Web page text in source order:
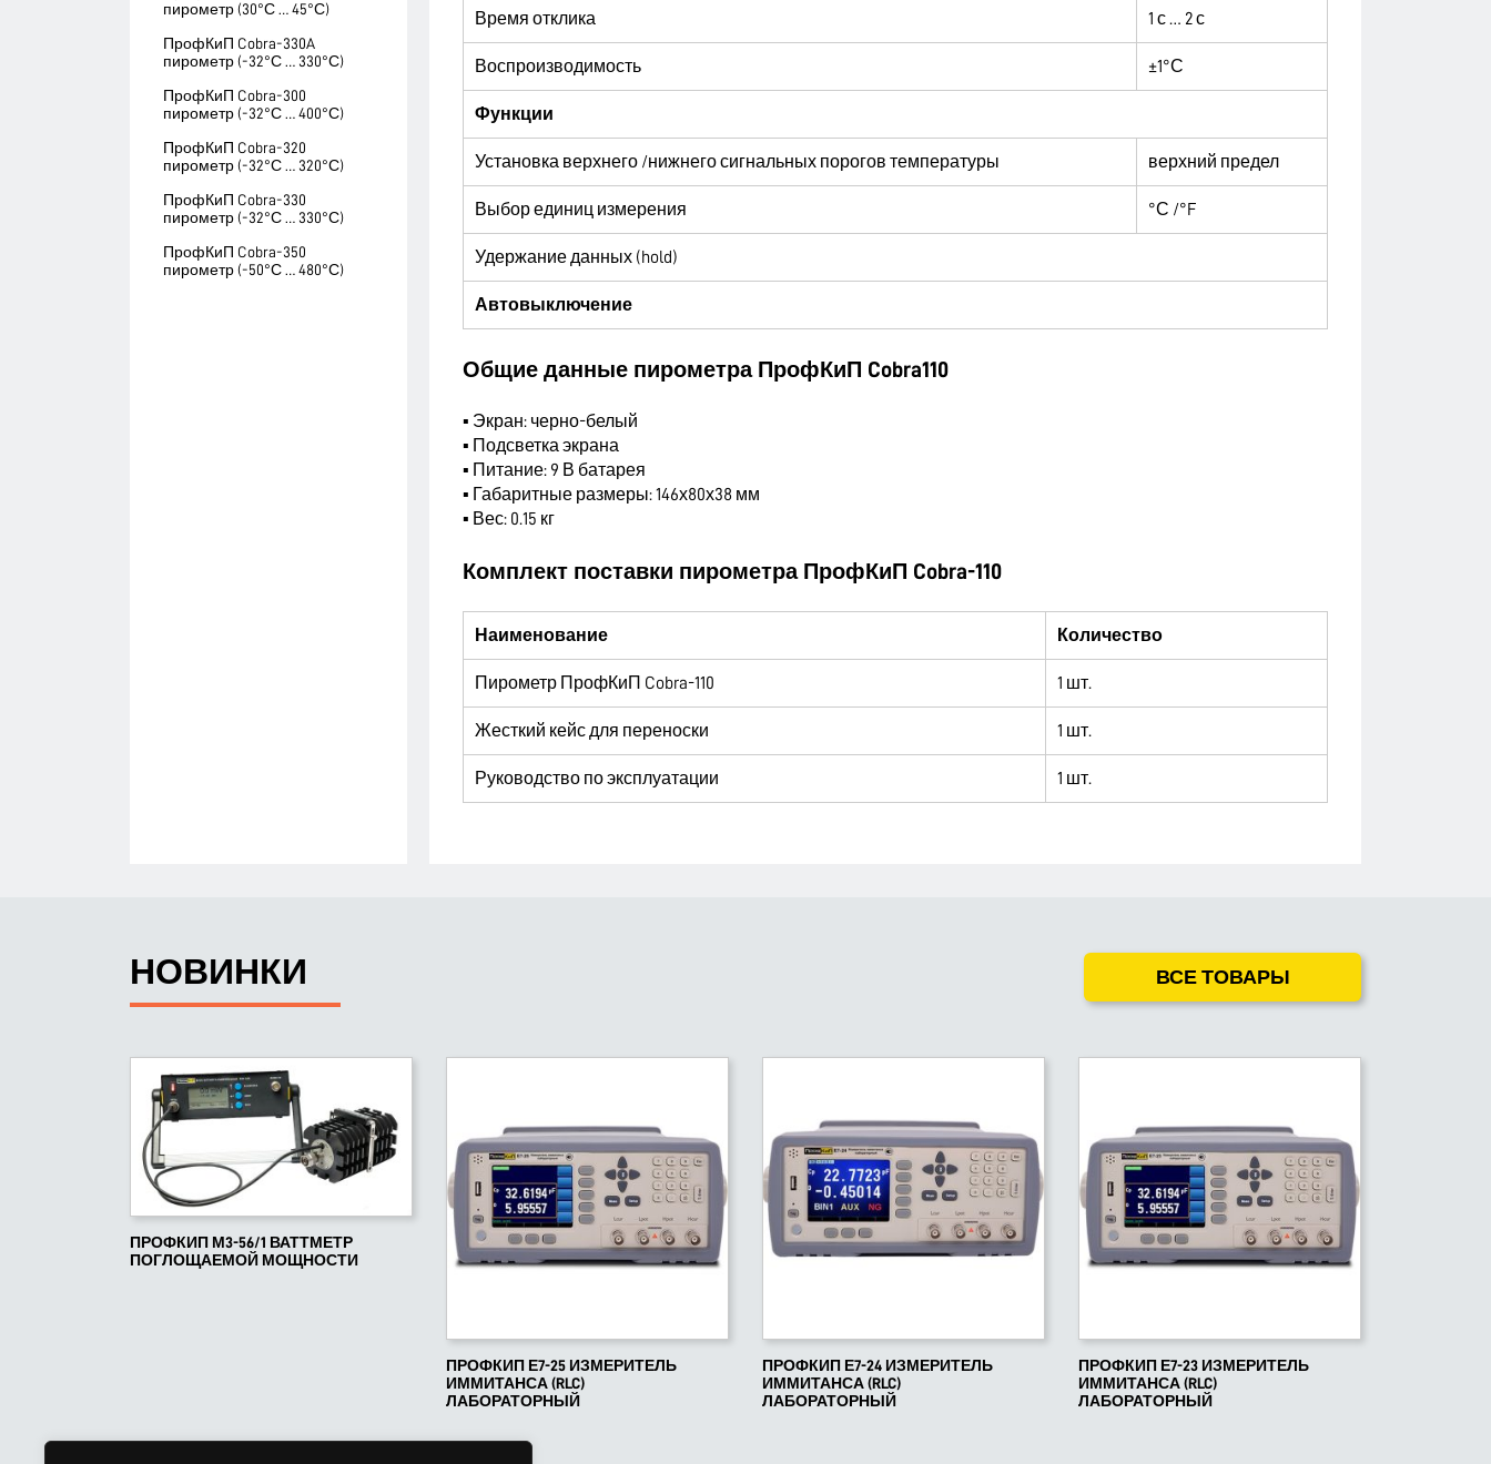
пирометр (30°С … 45°С)
ПрофКиП Cobra-330A
пирометр (-32°С … 330°С)
ПрофКиП Cobra-300
пирометр (-32°С … 400°С)
ПрофКиП Cobra-320
пирометр (-32°С … 320°С)
ПрофКиП Cobra-330
пирометр (-32°С … 330°С)
ПрофКиП Cobra-350
пирометр (-50°С … 480°С)
Время отклика 1 с … 2 с
Воспроизводимость ±1°С
Функции
Установка верхнего /нижнего сигнальных порогов температуры верхний предел
Выбор единиц измерения °С /°F
Удержание данных (hold)
Автовыключение
Общие данные пирометра ПрофКиП Cobra110
▪ Экран: черно-белый
▪ Подсветка экрана
▪ Питание: 9 В батарея
▪ Габаритные размеры: 146х80х38 мм
▪ Вес: 0.15 кг
Комплект поставки пирометра ПрофКиП Cobra-110
Наименование Количество
Пирометр ПрофКиП Cobra-110 1 шт.
Жесткий кейс для переноски 1 шт.
Руководство по эксплуатации 1 шт.
НОВИНКИ ВСЕ ТОВАРЫ
ПРОФКИП М3-56/1 ВАТТМЕТР
ПОГЛОЩАЕМОЙ МОЩНОСТИ
ПРОФКИП Е7-25 ИЗМЕРИТЕЛЬ
ИММИТАНСА (RLC)
ЛАБОРАТОРНЫЙ
ПРОФКИП Е7-24 ИЗМЕРИТЕЛЬ
ИММИТАНСА (RLC)
ЛАБОРАТОРНЫЙ
ПРОФКИП Е7-23 ИЗМЕРИТЕЛЬ
ИММИТАНСА (RLC)
ЛАБОРАТОРНЫЙ